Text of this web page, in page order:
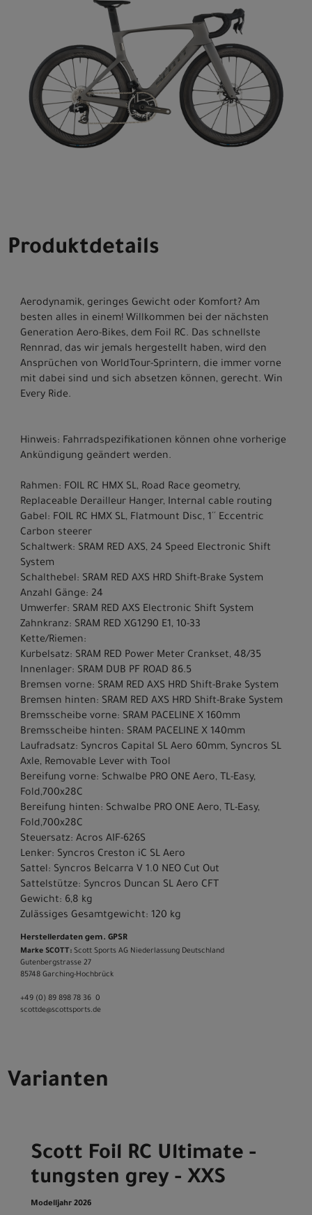
Produktdetails
Aerodynamik, geringes Gewicht oder Komfort? Am
besten alles in einem! Willkommen bei der nächsten
Generation Aero-Bikes, dem Foil RC. Das schnellste
Rennrad, das wir jemals hergestellt haben, wird den
Ansprüchen von WorldTour-Sprintern, die immer vorne
mit dabei sind und sich absetzen können, gerecht. Win
Every Ride.
Hinweis: Fahrradspezifikationen können ohne vorherige
Ankündigung geändert werden.
Rahmen: FOIL RC HMX SL, Road Race geometry,
Replaceable Derailleur Hanger, Internal cable routing
Gabel: FOIL RC HMX SL, Flatmount Disc, 1´´ Eccentric
Carbon steerer
Schaltwerk: SRAM RED AXS, 24 Speed Electronic Shift
System
Schalthebel: SRAM RED AXS HRD Shift-Brake System
Anzahl Gänge: 24
Umwerfer: SRAM RED AXS Electronic Shift System
Zahnkranz: SRAM RED XG1290 E1, 10-33
Kette/Riemen:
Kurbelsatz: SRAM RED Power Meter Crankset, 48/35
Innenlager: SRAM DUB PF ROAD 86.5
Bremsen vorne: SRAM RED AXS HRD Shift-Brake System
Bremsen hinten: SRAM RED AXS HRD Shift-Brake System
Bremsscheibe vorne: SRAM PACELINE X 160mm
Bremsscheibe hinten: SRAM PACELINE X 140mm
Laufradsatz: Syncros Capital SL Aero 60mm, Syncros SL
Axle, Removable Lever with Tool
Bereifung vorne: Schwalbe PRO ONE Aero, TL-Easy,
Fold,700x28C
Bereifung hinten: Schwalbe PRO ONE Aero, TL-Easy,
Fold,700x28C
Steuersatz: Acros AIF-626S
Lenker: Syncros Creston iC SL Aero
Sattel: Syncros Belcarra V 1.0 NEO Cut Out
Sattelstütze: Syncros Duncan SL Aero CFT
Gewicht: 6,8 kg
Zulässiges Gesamtgewicht: 120 kg
Herstellerdaten gem. GPSR
Marke SCOTT: Scott Sports AG Niederlassung Deutschland
Gutenbergstrasse 27
85748 Garching-­Hochbrück
+49 (0) 89 898 78 36 ­ 0
scott­de@scott­sports.de
Varianten
Scott Foil RC Ultimate -
tungsten grey - XXS
Modelljahr 2026